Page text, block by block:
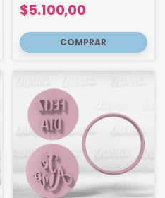
$5.100,00